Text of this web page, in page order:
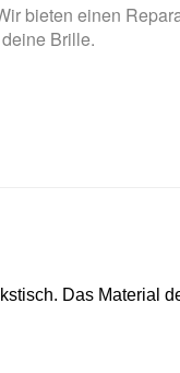
bieten einen
Brille.
Das Material